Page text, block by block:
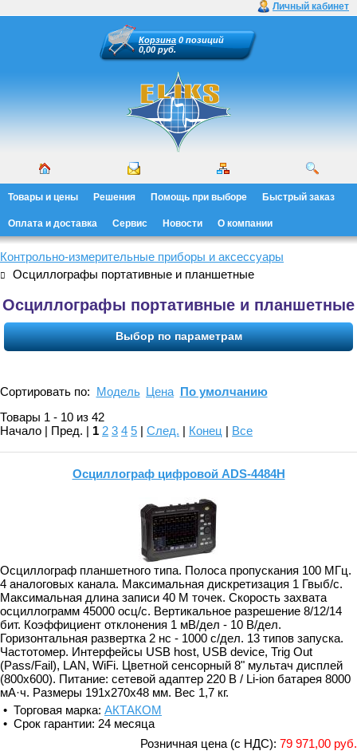
Личный кабинет
Корзина 0 позиций
0,00 руб.
Товары и цены Решения Помощь при выборе Быстрый заказ
Оплата и доставка Сервис Новости О компании
Контрольно-измерительные приборы и аксессуары
Осциллографы портативные и планшетные
Осциллографы портативные и планшетные
Выбор по параметрам
Сортировать по: Модель Цена По умолчанию
Товары 1 - 10 из 42
Начало | Пред. | 1 2 3 4 5 | След. | Конец | Все
Осциллограф цифровой ADS-4484H
Осциллограф планшетного типа. Полоса пропускания 100 МГц.
4 аналоговых канала. Максимальная дискретизация 1 Гвыб/с.
Максимальная длина записи 40 М точек. Скорость захвата
осциллограмм 45000 осц/с. Вертикальное разрешение 8/12/14
бит. Коэффициент отклонения 1 мВ/дел - 10 В/дел.
Горизонтальная развертка 2 нс - 1000 с/дел. 13 типов запуска.
Частотомер. Интерфейсы USB host, USB device, Trig Out
(Pass/Fail), LAN, WiFi. Цветной сенсорный 8" мультач дисплей
(800х600). Питание: сетевой адаптер 220 В / Li-ion батарея 8000
мА·ч. Размеры 191x270x48 мм. Вес 1,7 кг.
• Торговая марка: АКТАКОМ
• Срок гарантии: 24 месяца
Розничная цена (с НДС): 79 971,00 руб.